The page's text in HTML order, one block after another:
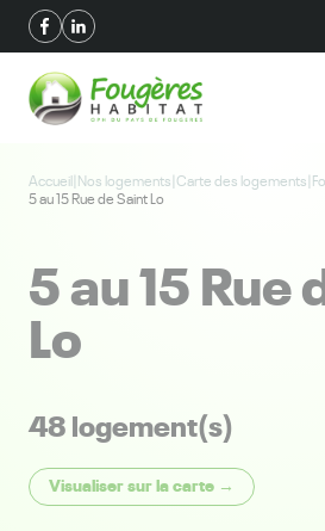
Accueil|Nos logements|Carte des logements|
5 au 15 Rue de Saint Lo
5 au 15 Rue
Lo
48 logement(s)
Visualiser sur la carte →